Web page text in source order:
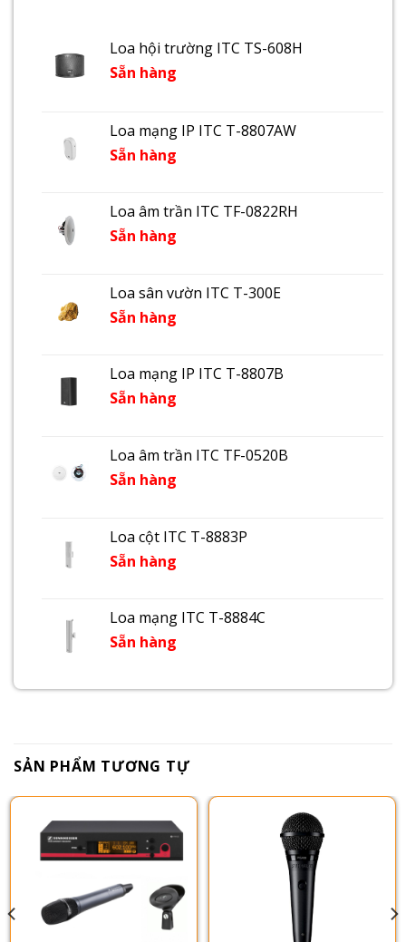
Loa hội trường ITC TS-608H
Sẵn hàng
Loa mạng IP ITC T-8807AW
Sẵn hàng
Loa âm trần ITC TF-0822RH
Sẵn hàng
Loa sân vườn ITC T-300E
Sẵn hàng
Loa mạng IP ITC T-8807B
Sẵn hàng
Loa âm trần ITC TF-0520B
Sẵn hàng
Loa cột ITC T-8883P
Sẵn hàng
Loa mạng ITC T-8884C
Sẵn hàng
SẢN PHẨM TƯƠNG TỰ